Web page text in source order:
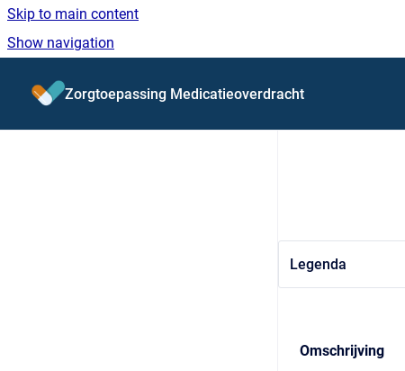
Skip to main content
Show navigation
Go to homepage
Zorgtoepassing Medicatieoverdracht
Legenda
Omschrijving